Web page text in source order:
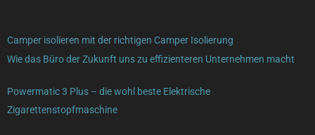
Camper isolieren mit der richtigen Camper Isolierung
Wie das Büro der Zukunft uns zu effizienteren Unternehmen macht
Powermatic 3 Plus – die wohl beste Elektrische
Zigarettenstopfmaschine